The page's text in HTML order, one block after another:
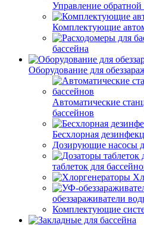
Управление
Комплектующие
бассейна
Оборудование для
Автоматические
бассейнов
Беcхлорная
Дозирующие насосы
таблеток для
обеззараживатели
Комплектующие